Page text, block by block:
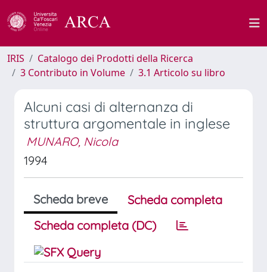
IRIS
Catalogo dei Prodotti della Ricerca
3 Contributo in Volume
3.1 Articolo su libro
Alcuni casi di alternanza di
struttura argomentale in inglese
MUNARO, Nicola
1994
Scheda breve
Scheda completa
Scheda completa (DC)